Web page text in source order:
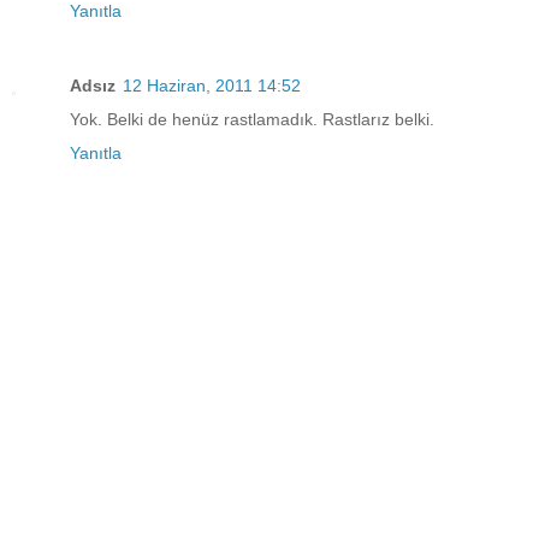
Yanıtla
Adsız 12 Haziran, 2011 14:52
Yok. Belki de henüz rastlamadık. Rastlarız belki.
Yanıtla